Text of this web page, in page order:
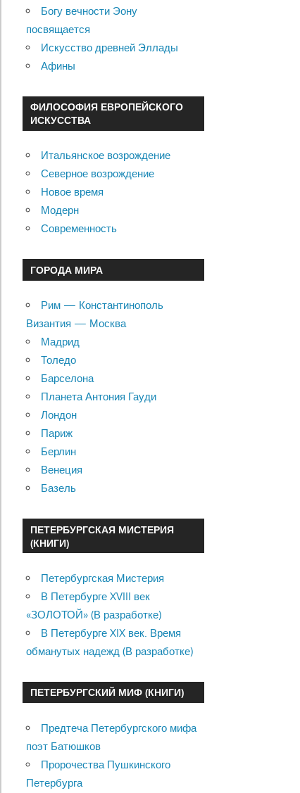
Богу вечности Эону
посвящается
Искусство древней Эллады
Афины
ФИЛОСОФИЯ ЕВРОПЕЙСКОГО
ИСКУССТВА
Итальянское возрождение
Северное возрождение
Новое время
Модерн
Современность
ГОРОДА МИРА
Рим — Константинополь
Византия — Москва
Мадрид
Толедо
Барселона
Планета Антония Гауди
Лондон
Париж
Берлин
Венеция
Базель
ПЕТЕРБУРГСКАЯ МИСТЕРИЯ
(КНИГИ)
Петербургская Мистерия
В Петербурге XVIII век
«ЗОЛОТОЙ» (В разработке)
В Петербурге XIX век. Время
обманутых надежд (В разработке)
ПЕТЕРБУРГСКИЙ МИФ (КНИГИ)
Предтеча Петербургского мифа
поэт Батюшков
Пророчества Пушкинского
Петербурга